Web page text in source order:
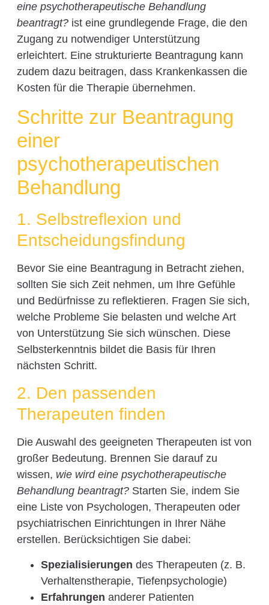
eine psychotherapeutische Behandlung
beantragt?ist eine grundlegende Frage, die den
Zugang zu notwendiger Unterstützung
erleichtert. Eine strukturierte Beantragung kann
zudem dazu beitragen, dass Krankenkassen die
Kosten für die Therapie übernehmen.
Schritte zur Beantragung
einer
psychotherapeutischen
Behandlung
1. Selbstreflexion und
Entscheidungsfindung
Bevor Sie eine Beantragung in Betracht ziehen,
sollten Sie sich Zeit nehmen, um Ihre Gefühle
und Bedürfnisse zu reflektieren. Fragen Sie sich,
welche Probleme Sie belasten und welche Art
von Unterstützung Sie sich wünschen. Diese
Selbsterkenntnis bildet die Basis für Ihren
nächsten Schritt.
2. Den passenden
Therapeuten finden
Die Auswahl des geeigneten Therapeuten ist von
großer Bedeutung. Brennen Sie darauf zu
wissen, wie wird eine psychotherapeutische
Behandlung beantragt?Starten Sie, indem Sie
eine Liste von Psychologen, Therapeuten oder
psychiatrischen Einrichtungen in Ihrer Nähe
erstellen. Berücksichtigen Sie dabei:
Spezialisierungen des Therapeuten (z. B.
Verhaltenstherapie, Tiefenpsychologie)
Erfahrungen anderer Patienten